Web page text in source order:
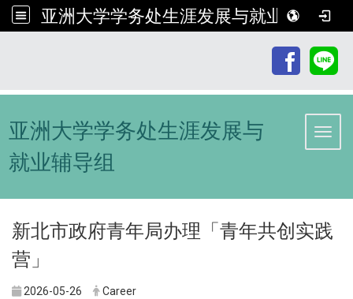
亚洲大学学务处生涯发展与就业辅导组
亚洲大学学务处生涯发展与
就业辅导组
新北市政府青年局办理「青年共创实践
营」
2026-05-26 Career